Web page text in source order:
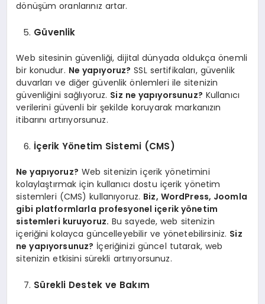
dönüşüm oranlarınız artar.
Güvenlik
Web sitesinin güvenliği, dijital dünyada oldukça önemli
bir konudur. Ne yapıyoruz? SSL sertifikaları, güvenlik
duvarları ve diğer güvenlik önlemleri ile sitenizin
güvenliğini sağlıyoruz. Siz ne yapıyorsunuz? Kullanıcı
verilerini güvenli bir şekilde koruyarak markanızın
itibarını artırıyorsunuz.
İçerik Yönetim Sistemi (CMS)
Ne yapıyoruz? Web sitenizin içerik yönetimini
kolaylaştırmak için kullanıcı dostu içerik yönetim
sistemleri (CMS) kullanıyoruz. Biz, WordPress, Joomla
gibi platformlarla profesyonel içerik yönetim
sistemleri kuruyoruz. Bu sayede, web sitenizin
içeriğini kolayca güncelleyebilir ve yönetebilirsiniz. Siz
ne yapıyorsunuz? İçeriğinizi güncel tutarak, web
sitenizin etkisini sürekli artırıyorsunuz.
Sürekli Destek ve Bakım